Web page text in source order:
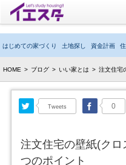
はじめての家づくり 土地探し 資金計画
HOME > ブログ > いい家とは > 注文住宅
Tweets
Twitter 0
注文住宅の壁紙(ク
つのポイント
ブログ